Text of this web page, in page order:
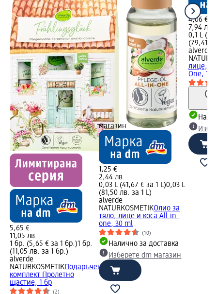
5,65 €
11,05 лв.
1 бр. (5,65 € за 1 бр.)1 бр.
(11,05 лв. за 1 бр.)
alverde
NATURKOSMETIKПодаръчен
комплект Пролетно
щастие, 1 бр
(2)
магазин
1,25 €
2,44 лв.
0,03 L (41,67 € за 1 L)0,03 L
(81,50 лв. за 1 L)
alverde
NATURKOSMETIKОлио за
тяло, лице и коса All-in-
one, 30 ml
(10)
Налично за доставка
Изберете dm магазин
4,06 €
7,94 лв.
0,1 L
(79,41
alverde
лице,
One,